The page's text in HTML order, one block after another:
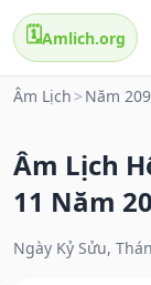
🗓️Amlich.org
Âm Lịch > Năm
Âm Lịch
11 Năm
Ngày Kỷ Sửu,